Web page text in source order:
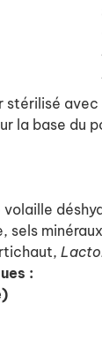
avec
la base du
sels
: